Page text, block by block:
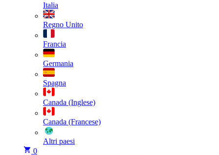
Italia
Regno Unito
Francia
Germania
Spagna
Canada (Inglese)
Canada (Francese)
Altri paesi
0